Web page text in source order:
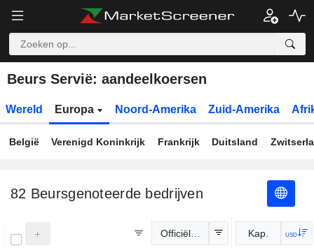
Beurs Servië: aandeelkoersen
Wereld Europa Noord-Amerika Zuid-Amerika
België Verenigd Koninkrijk Frankrijk Duitsland
82 Beursgenoteerde bedrijven
Officiële koers Kap. USD